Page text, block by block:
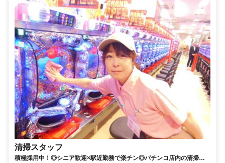
清掃スタッフ
積極採用中！◎シニア歓迎×駅近勤務で楽チン◎パチンコ店内の清掃ス